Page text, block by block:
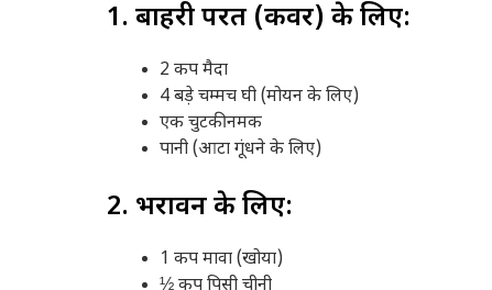
1. बाहरी परत (कवर) के लिए:
2 कप मैदा
4 बड़े चम्मच घी (मोयन के लिए)
एक चुटकी नमक
पानी (आटा गूंधने के लिए)
2. भरावन के लिए:
1 कप मावा (खोया)